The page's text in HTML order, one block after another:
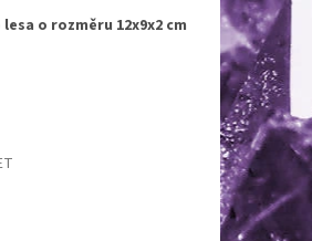
o rozměru 12x9x2 cm